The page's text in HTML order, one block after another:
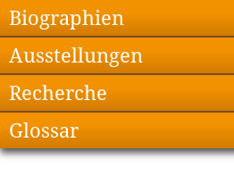
Biographien
Ausstellungen
Recherche
Glossar